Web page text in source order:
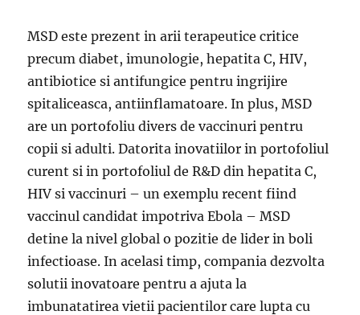
MSD este prezent in arii terapeutice critice
precum diabet, imunologie, hepatita C, HIV,
antibiotice si antifungice pentru ingrijire
spitaliceasca, antiinflamatoare. In plus, MSD
are un portofoliu divers de vaccinuri pentru
copii si adulti. Datorita inovatiilor in portofoliul
curent si in portofoliul de R&D din hepatita C,
HIV si vaccinuri – un exemplu recent fiind
vaccinul candidat impotriva Ebola – MSD
detine la nivel global o pozitie de lider in boli
infectioase. In acelasi timp, compania dezvolta
solutii inovatoare pentru a ajuta la
imbunatatirea vietii pacientilor care lupta cu